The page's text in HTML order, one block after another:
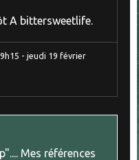
A bittersweetlife.
-jeudi 19 février
Mes références